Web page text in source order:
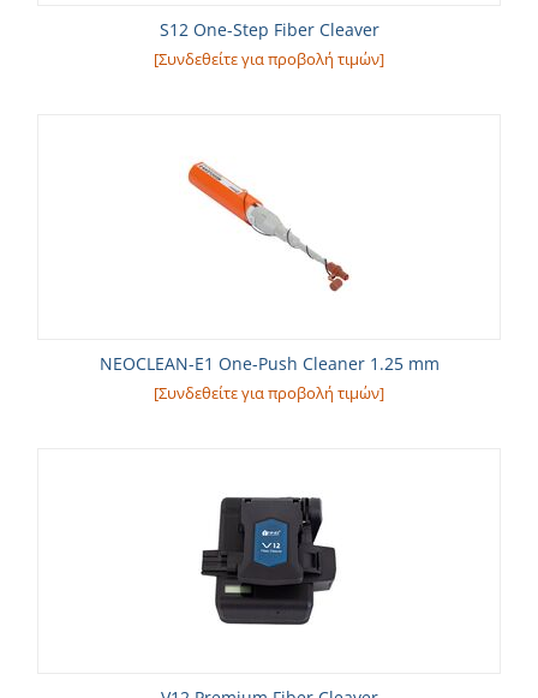
S12 One-Step Fiber Cleaver
[Συνδεθείτε για προβολή τιμών]
NEOCLEAN-E1 One-Push Cleaner 1.25 mm
[Συνδεθείτε για προβολή τιμών]